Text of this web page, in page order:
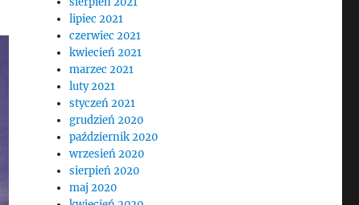
lipiec 2021
czerwiec 2021
kwiecień 2021
marzec 2021
luty 2021
styczeń 2021
grudzień 2020
październik 2020
wrzesień 2020
sierpień 2020
maj 2020